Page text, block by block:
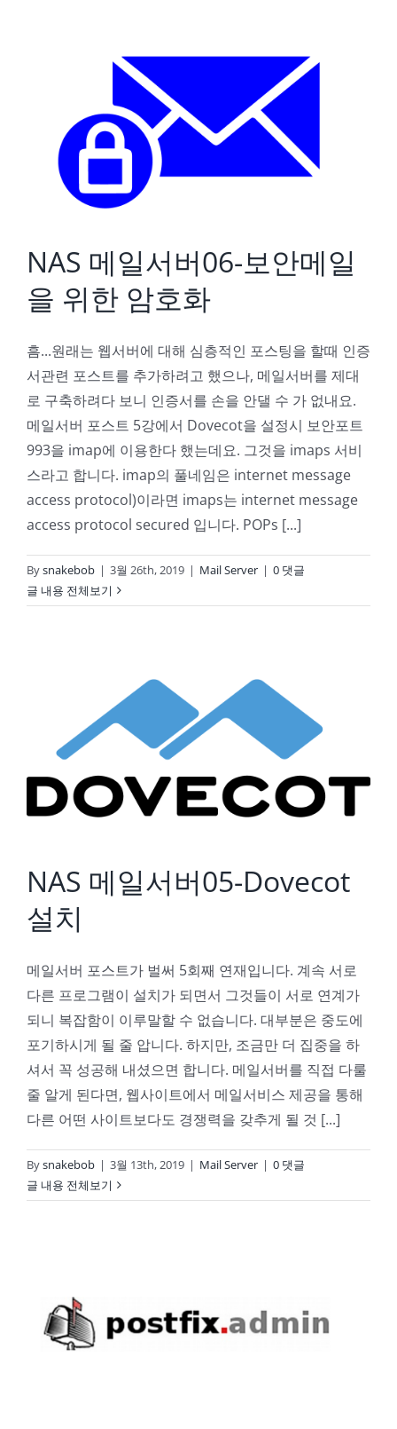
NAS 메일서버06-보안메일
을 위한 암호화
흠...원래는 웹서버에 대해 심층적인 포스팅을 할때 인증
서관련 포스트를 추가하려고 했으나, 메일서버를 제대
로 구축하려다 보니 인증서를 손을 안댈 수 가 없내요.
메일서버 포스트 5강에서 Dovecot을 설정시 보안포트
993을 imap에 이용한다 했는데요. 그것을 imaps 서비
스라고 합니다. imap의 풀네임은 internet message
access protocol)이라면 imaps는 internet message
access protocol secured 입니다. POPs [...]
Bysnakebob | 3월 26th, 2019 | Mail Server | 0 댓글
글 내용 전체보기
NAS 메일서버05-Dovecot
설치
메일서버 포스트가 벌써 5회째 연재입니다. 계속 서로
다른 프로그램이 설치가 되면서 그것들이 서로 연계가
되니 복잡함이 이루말할 수 없습니다. 대부분은 중도에
포기하시게 될 줄 압니다. 하지만, 조금만 더 집중을 하
셔서 꼭 성공해 내셨으면 합니다. 메일서버를 직접 다룰
줄 알게 된다면, 웹사이트에서 메일서비스 제공을 통해
다른 어떤 사이트보다도 경쟁력을 갖추게 될 것 [...]
Bysnakebob | 3월 13th, 2019 | Mail Server | 0 댓글
글 내용 전체보기